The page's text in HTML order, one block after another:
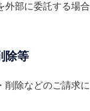
部に委託する場
除等
除などのご請求